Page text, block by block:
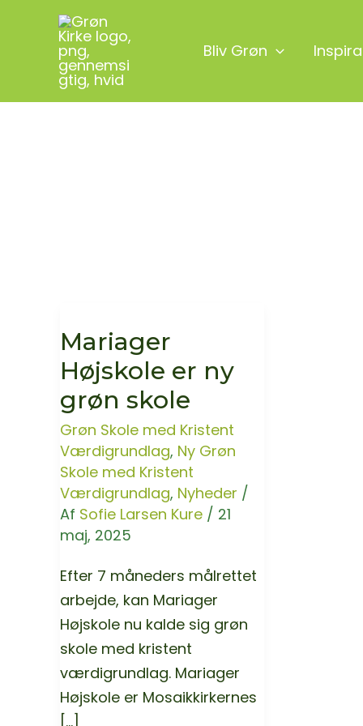
indholdet
Bliv Grøn
Mariager
Højskole er ny
grøn skole
Grøn Skole med Kristent
Værdigrundlag, Ny Grøn
Skole med Kristent
Værdigrundlag, Nyheder /
Af Sofie Larsen Kure / 21
maj, 2025
Efter 7 måneders målrettet
arbejde, kan Mariager
Højskole nu kalde sig grøn
skole med kristent
værdigrundlag. Mariager
Højskole er Mosaikkirkernes
[…]